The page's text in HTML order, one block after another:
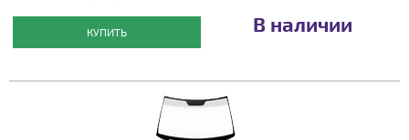
КУПИТЬ В наличии